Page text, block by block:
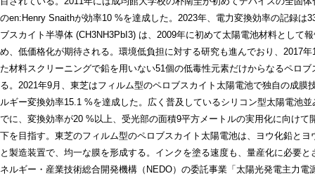
のen:Henry Snaithが効率10 %を達成した。2023年、電力変換効率の記録は
ブスカイト半導体 (CH3NH3PbI3) は、2009年に初めて太陽電池材料として
め、低価格化が期待される。環境低負担に対する研究も進んでおり、2017
た材料スクリーニングで鉛を用いない51個の低毒性元素だけからなるペロ
る。2021年9月、東芝はフィルム型のペロブスカイト太陽電池で独自の成膜
ルギー変換効率15.1 %を達成した。広く普及しているシリコン型太陽電池
でに、変換効率が20 %以上、受光部の面積9平方メートルの実用化に向け
下を目指す。東芝のフィルム型のペロブスカイト太陽電池は、ヨウ化鉛と
と製造装置で、均一な膜を形成する。インクを塗る速度も、量産化に必要
ネルギー・産業技術総合開発機構（NEDO）の委託事業「太陽光発電主力